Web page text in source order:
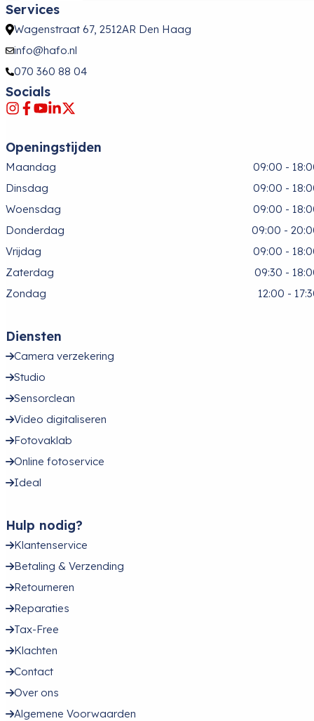
Services
Wagenstraat 67, 2512AR Den Haag
info@hafo.nl
070 360 88 04
Socials
Openingstijden
Maandag
09:00 -
Dinsdag
09:00 -
Woensdag
09:00 -
Donderdag
09:00 -
Vrijdag
09:00 -
Zaterdag
09:30 -
Zondag
12:00 -
Diensten
Camera verzekering
Studio
Sensorclean
Video digitaliseren
Fotovaklab
Online fotoservice
Ideal
Hulp nodig?
Klantenservice
Betaling & Verzending
Retourneren
Reparaties
Tax-Free
Klachten
Contact
Over ons
Algemene Voorwaarden